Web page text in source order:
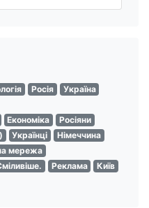
Росія
Україна
Економіка
Росіяни
Українці
Німеччина
мережа
Реклама
Київ